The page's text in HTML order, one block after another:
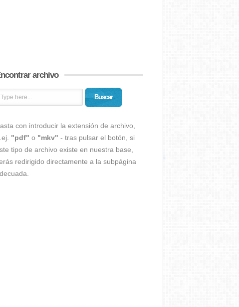
archivo
Buscar
con introducir la extensión de archivo,
"pdf" o "mkv" - tras pulsar el botón, si
tipo de archivo existe en nuestra base,
redirigido directamente a la subpágina